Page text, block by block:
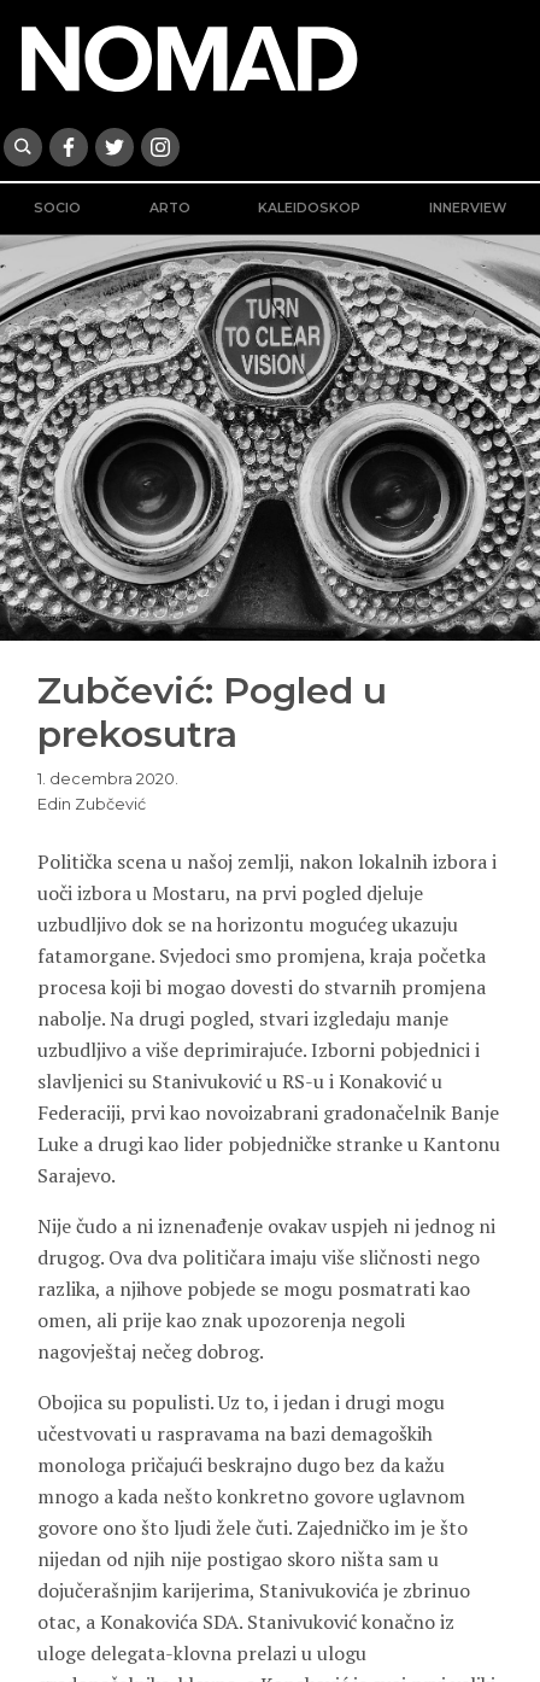
SOCIO ARTO KALEIDOSKOP INNERVIEW
Zubčević: Pogled u
prekosutra
1. decembra 2020.
Edin Zubčević
Politička scena u našoj zemlji, nakon lokalnih izbora i
uoči izbora u Mostaru, na prvi pogled djeluje
uzbudljivo dok se na horizontu mogućeg ukazuju
fatamorgane. Svjedoci smo promjena, kraja početka
procesa koji bi mogao dovesti do stvarnih promjena
nabolje. Na drugi pogled, stvari izgledaju manje
uzbudljivo a više deprimirajuće. Izborni pobjednici i
slavljenici su Stanivuković u RS-u i Konaković u
Federaciji, prvi kao novoizabrani gradonačelnik Banje
Luke a drugi kao lider pobjedničke stranke u Kantonu
Sarajevo.
Nije čudo a ni iznenađenje ovakav uspjeh ni jednog ni
drugog. Ova dva političara imaju više sličnosti nego
razlika, a njihove pobjede se mogu posmatrati kao
omen, ali prije kao znak upozorenja negoli
nagovještaj nečeg dobrog.
Obojica su populisti. Uz to, i jedan i drugi mogu
učestvovati u raspravama na bazi demagoških
monologa pričajući beskrajno dugo bez da kažu
mnogo a kada nešto konkretno govore uglavnom
govore ono što ljudi žele čuti. Zajedničko im je što
nijedan od njih nije postigao skoro ništa sam u
dojučerašnjim karijerima, Stanivukovića je zbrinuo
otac, a Konakovića SDA. Stanivuković konačno iz
uloge delegata-klovna prelazi u ulogu